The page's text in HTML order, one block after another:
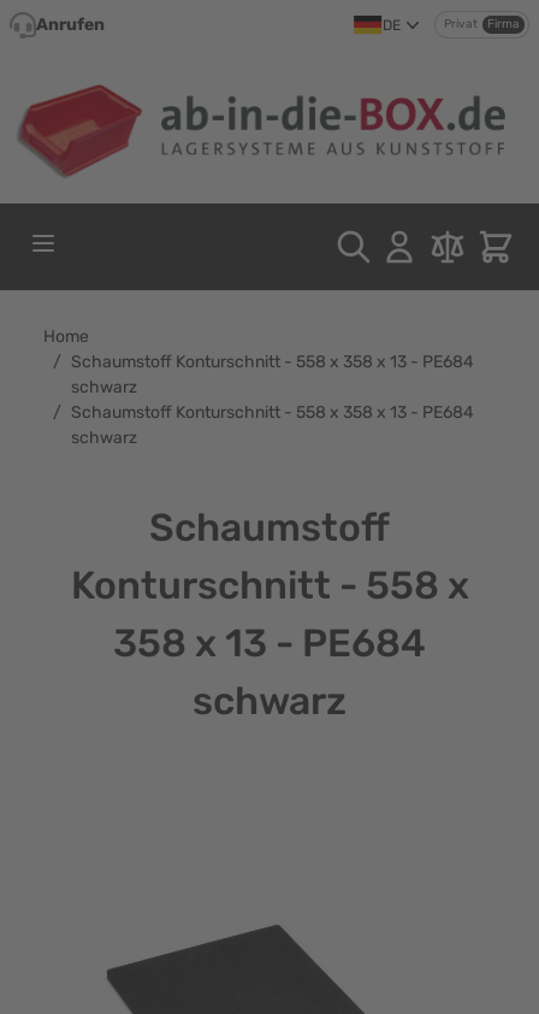
Direkt zum Inhalt
Anrufen DE Privat Firma
Home
/ Schaumstoff Konturschnitt - 558 x 358 x 13 - PE684
schwarz
/ Schaumstoff Konturschnitt - 558 x 358 x 13 - PE684
schwarz
Schaumstoff
Konturschnitt - 558 x
358 x 13 - PE684
schwarz